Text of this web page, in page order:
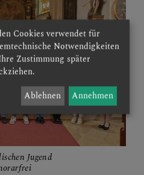
Jugend
Cookies verwendet für
Notwendigkeiten
Zustimmung später
Ablehnen Annehmen